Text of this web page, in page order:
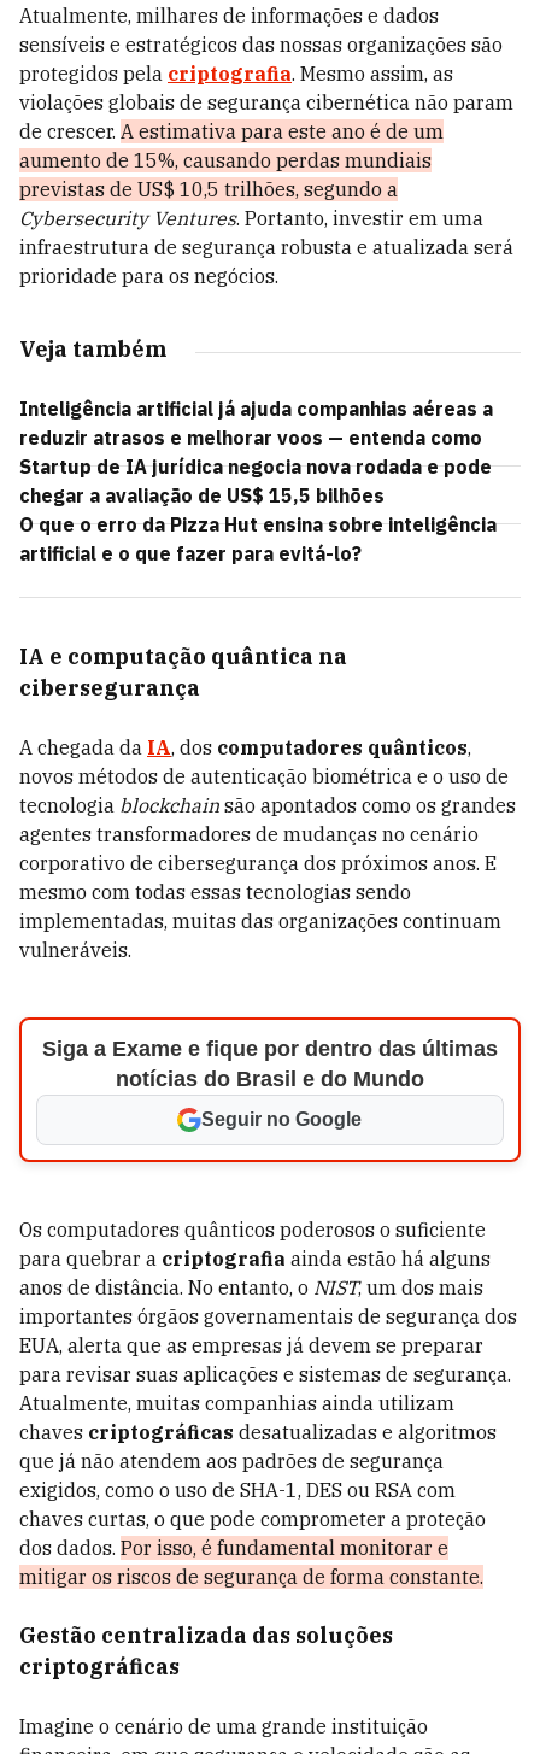
Atualmente, milhares de informações e dados
sensíveis e estratégicos das nossas organizações são
protegidos pela criptografia. Mesmo assim, as
violações globais de segurança cibernética não param
de crescer. A estimativa para este ano é de um
aumento de 15%, causando perdas mundiais
previstas de US$ 10,5 trilhões, segundo a
Cybersecurity Ventures. Portanto, investir em uma
infraestrutura de segurança robusta e atualizada será
prioridade para os negócios.
Veja também
Inteligência artificial já ajuda companhias aéreas a
reduzir atrasos e melhorar voos — entenda como
Startup de IA jurídica negocia nova rodada e pode
chegar a avaliação de US$ 15,5 bilhões
O que o erro da Pizza Hut ensina sobre inteligência
artificial e o que fazer para evitá-lo?
IA e computação quântica na
cibersegurança
A chegada da IA, dos computadores quânticos,
novos métodos de autenticação biométrica e o uso de
tecnologia blockchain são apontados como os grandes
agentes transformadores de mudanças no cenário
corporativo de cibersegurança dos próximos anos. E
mesmo com todas essas tecnologias sendo
implementadas, muitas das organizações continuam
vulneráveis.
Siga a Exame e fique por dentro das últimas
notícias do Brasil e do Mundo
Seguir no Google
Os computadores quânticos poderosos o suficiente
para quebrar a criptografia ainda estão há alguns
anos de distância. No entanto, o NIST, um dos mais
importantes órgãos governamentais de segurança dos
EUA, alerta que as empresas já devem se preparar
para revisar suas aplicações e sistemas de segurança.
Atualmente, muitas companhias ainda utilizam
chaves criptográficas desatualizadas e algoritmos
que já não atendem aos padrões de segurança
exigidos, como o uso de SHA-1, DES ou RSA com
chaves curtas, o que pode comprometer a proteção
dos dados. Por isso, é fundamental monitorar e
mitigar os riscos de segurança de forma constante.
Gestão centralizada das soluções
criptográficas
Imagine o cenário de uma grande instituição